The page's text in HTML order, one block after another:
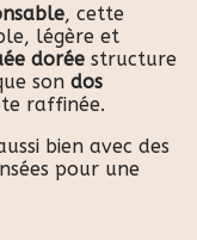
, cette
légère et
dorée structure
son dos
raffinée.
bien avec des
pour une